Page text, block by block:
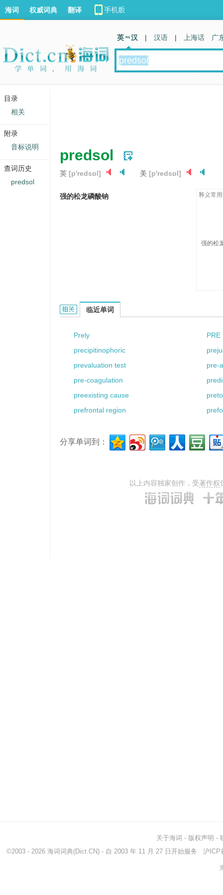
predsol
英 [p'redsɒl] 美 [p'redsɒl]
强的松龙磷酸钠 释义常
强的松
predsol的相关资料：
临近单词
Prely
PRE
precipitinophoric
prevaluation test
pre-
pre-coagulation
preexisting cause
prefrontal region
分享单词到：
以上内容独家创作，受著作权
海词 权威词典 翻译
英 汉 | 汉语 | 上海话 广
关于海词 - 版权声明 -
©2003 - 2026 海词词典(Dict.CN) - 自 2003 年 11 月 27 日开始服务 沪ICP
目录
相关
附录
音标说明
查词历史
predsol